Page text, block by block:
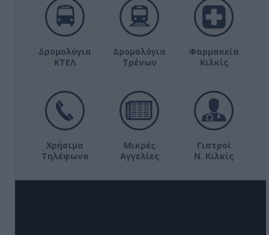
Δρομολόγια
ΚΤΕΛ
Δρομολόγια
Τρένων
Φαρμακεία
Κιλκίς
Χρήσιμα
Τηλέφωνα
Μικρές
Αγγελίες
Γιατροί
Ν. Κιλκίς